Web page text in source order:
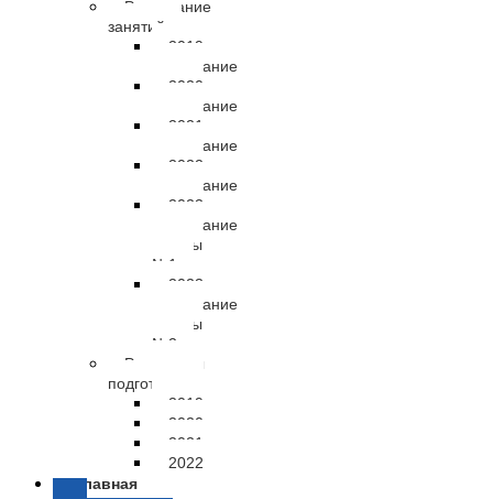
Расписание
занятий
2019
расписание
2020
расписание
2021
расписание
2022
расписание
2023
расписание
группы
№1
2023
расписание
группы
№2
Результаты
подготовки
2019
2020
2021
2022
Главная